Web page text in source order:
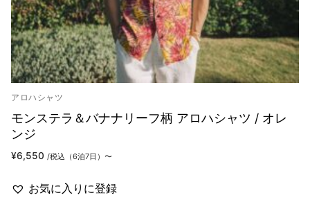
アロハシャツ
モンステラ＆バナナリーフ柄 アロハシャツ / オレ
ンジ
¥6,550 /税込（6泊7日）〜
お気に入りに登録